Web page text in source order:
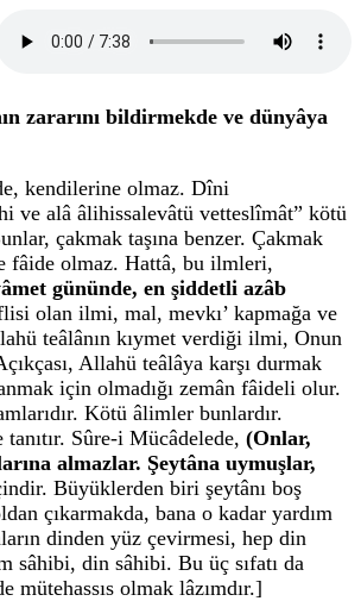
zararını bildirmekde ve dünyâya
kendilerine olmaz. Dîni
ve alâ âlihissalevâtü vetteslîmât” kötü
çakmak taşına benzer. Çakmak
fâide olmaz. Hattâ, bu ilmleri,
gününde, en şiddetli azâb
olan ilmi, mal, mevkı’ kapmağa ve
teâlânın kıymet verdiği ilmi, Onun
Allahü teâlâya karşı durmak
için olmadığı zemân fâideli olur.
Kötü âlimler bunlardır.
Sûre-i Mücâdelede, (Onlar,
almazlar. Şeytâna uymuşlar,
Büyüklerden biri şeytânı boş
çıkarmakda, bana o kadar yardım
dinden yüz çevirmesi, hep din
sâhibi, din sâhibi. Bu üç sıfatı da
olmak lâzımdır.]